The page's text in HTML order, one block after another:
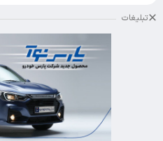
تبلیغات